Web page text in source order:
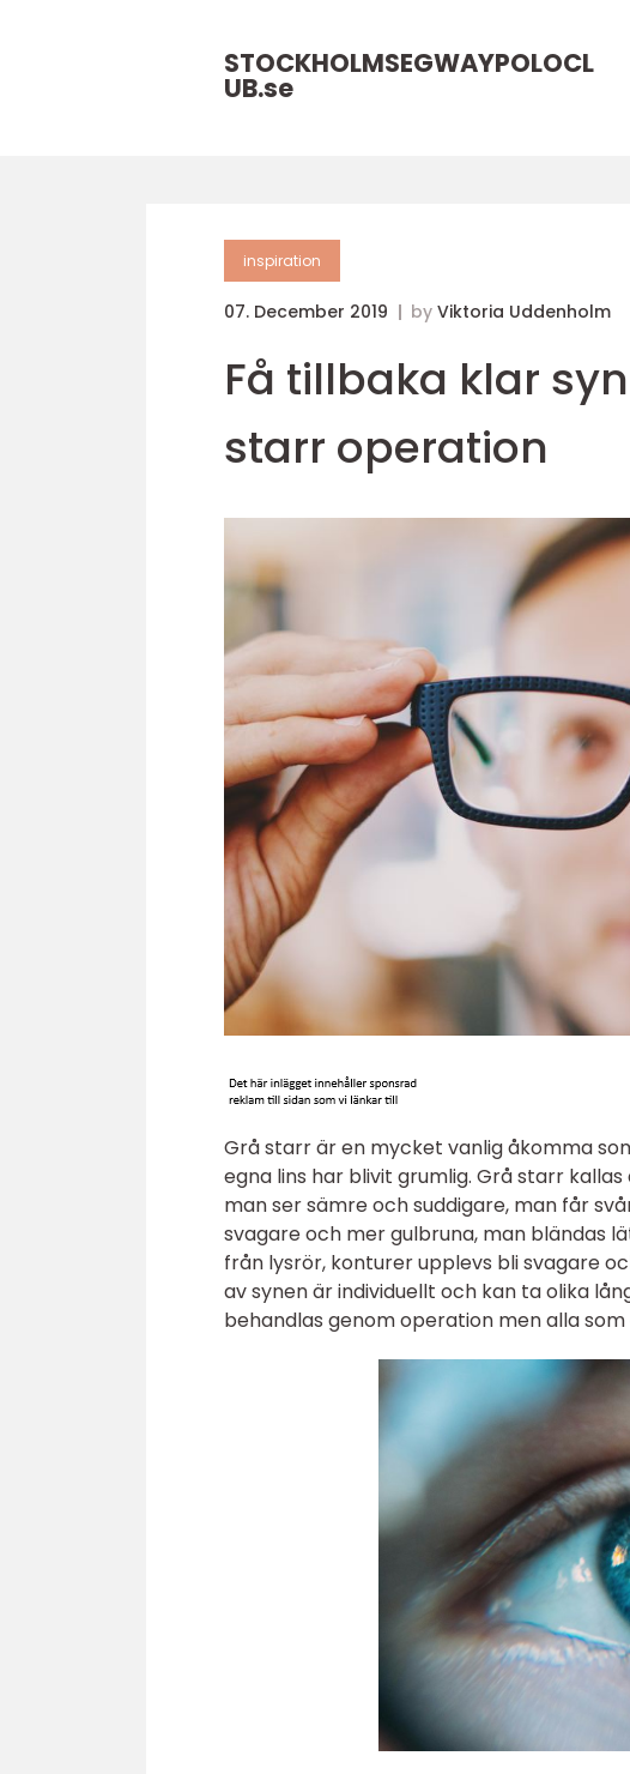
STOCKHOLMSEGWAYPOLOCL
UB.se
inspiration
07. December 2019 by Viktoria Uddenholm
Få tillbaka klar
starr operation
Grå starr är en mycket vanlig åkomma
egna lins har blivit grumlig. Grå starr
man ser sämre och suddigare, man får
svagare och mer gulbruna, man bländas
från lysrör, konturer upplevs bli svagare
av synen är individuellt och kan ta olika
behandlas genom operation men alla